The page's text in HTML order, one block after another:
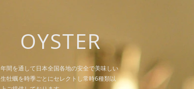
OYSTER
年間を通して日本全国各地の安全で美味しい
生牡蠣を時季ごとにセレクトし常時6種類以